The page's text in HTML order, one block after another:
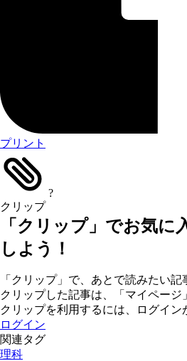
プリント
クリップ
?
「クリップ」でお気に
しよう！
「クリップ」で、あとで読みたい記
クリップした記事は、「マイページ
クリップを利用するには、ログイン
ログイン
関連タグ
理科